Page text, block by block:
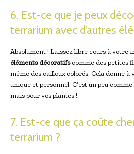
6. Est-ce que je peux
terrarium avec d’autres
Absolument ! Laissez libre cours à votre
éléments décoratifscomme des petites
même des cailloux colorés. Cela donne
unique et personnel. C’est un peu
mais pour vos plantes !
7. Est-ce que ça coûte
terrarium ?